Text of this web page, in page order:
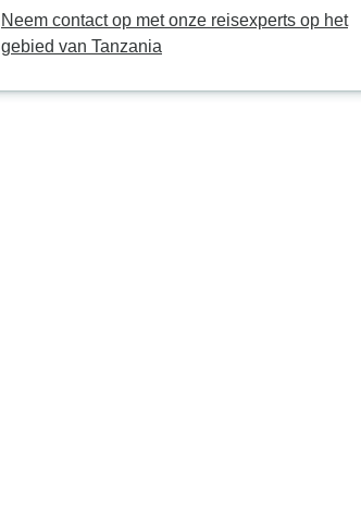
Neem contact op met onze reisexperts op het
gebied van Tanzania